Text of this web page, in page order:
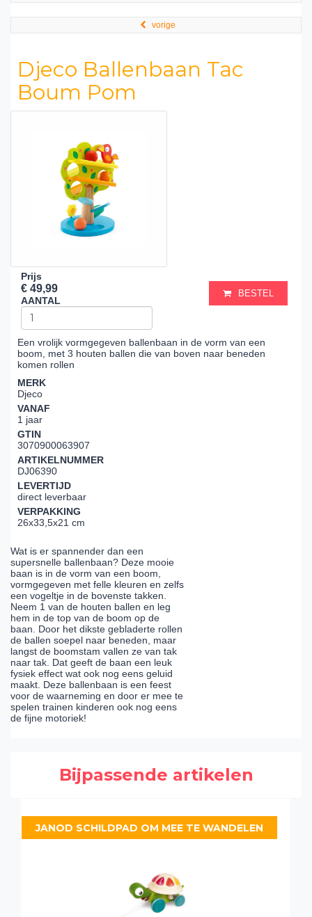
vorige
Djeco Ballenbaan Tac
Boum Pom
Prijs
€ 49,99
AANTAL
BESTEL
Een vrolijk vormgegeven ballenbaan in de vorm van een
boom, met 3 houten ballen die van boven naar beneden
komen rollen
MERK
Djeco
VANAF
1 jaar
GTIN
3070900063907
ARTIKELNUMMER
DJ06390
LEVERTIJD
direct leverbaar
VERPAKKING
26x33,5x21 cm
Wat is er spannender dan een
supersnelle ballenbaan? Deze mooie
baan is in de vorm van een boom,
vormgegeven met felle kleuren en zelfs
een vogeltje in de bovenste takken.
Neem 1 van de houten ballen en leg
hem in de top van de boom op de
baan. Door het dikste gebladerte rollen
de ballen soepel naar beneden, maar
langst de boomstam vallen ze van tak
naar tak. Dat geeft de baan een leuk
fysiek effect wat ook nog eens geluid
maakt. Deze ballenbaan is een feest
voor de waarneming en door er mee te
spelen trainen kinderen ook nog eens
de fijne motoriek!
Bijpassende artikelen
JANOD SCHILDPAD OM MEE TE WANDELEN